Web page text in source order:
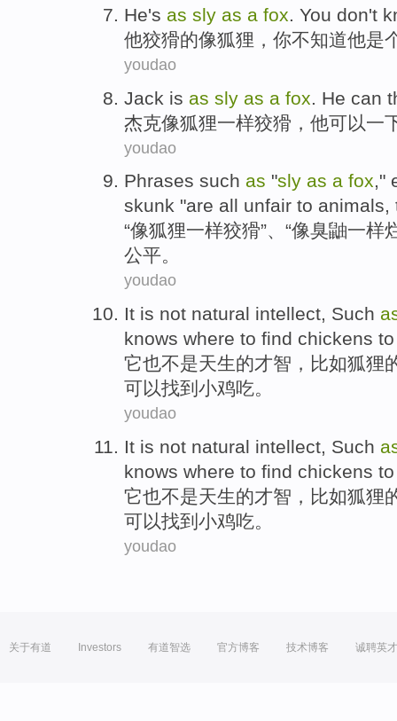
He's as sly as a fox. You don't
他狡猾的像狐狸 ， 你不知道他是
youdao
Jack is as sly as a fox He can
杰克像狐狸一样狡猾 ， 他可以一
youdao
Phrases such as "sly as a fox,"
skunk "are all unfair to animals,
“像狐狸一样狡猾”、“像臭鼬一样
公平。
youdao
It is not natural intellect, Such
knows where to find chickens
它也不是天生的才智 ， 比如狐狸
可以找到 小鸡吃。
youdao
It is not natural intellect, Such
knows where to find chickens
它也不是天生的才智 ， 比如狐狸
可以找到 小鸡吃。
youdao
关于有道 Investors 有道智选 官方博客 技术博客 诚聘英才